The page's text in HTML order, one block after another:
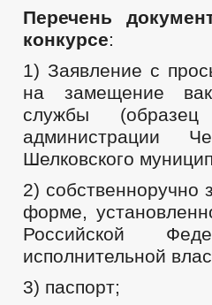
Перечень
конкурсе:
1) Заявление с
на замещение
службы
администрации
Шелковского
2) собственноручно
форме,
Российской
исполнительной
3) паспорт;